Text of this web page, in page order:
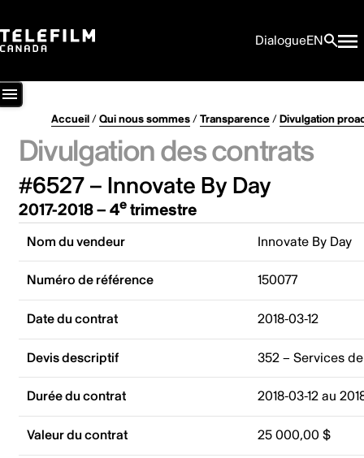
DialogueEN
Accueil/Qui nous sommes/Transparence/Divulgation
Divulgation des contrats
#6527 – Innovate By Day
2017-2018 – 4etrimestre
Nom du vendeur Innovate By Day
Numéro de référence 150077
Date du contrat 2018-03-12
Devis descriptif 352 – Services
Durée du contrat 2018-03-12 au
Valeur du contrat 25 000,00 $